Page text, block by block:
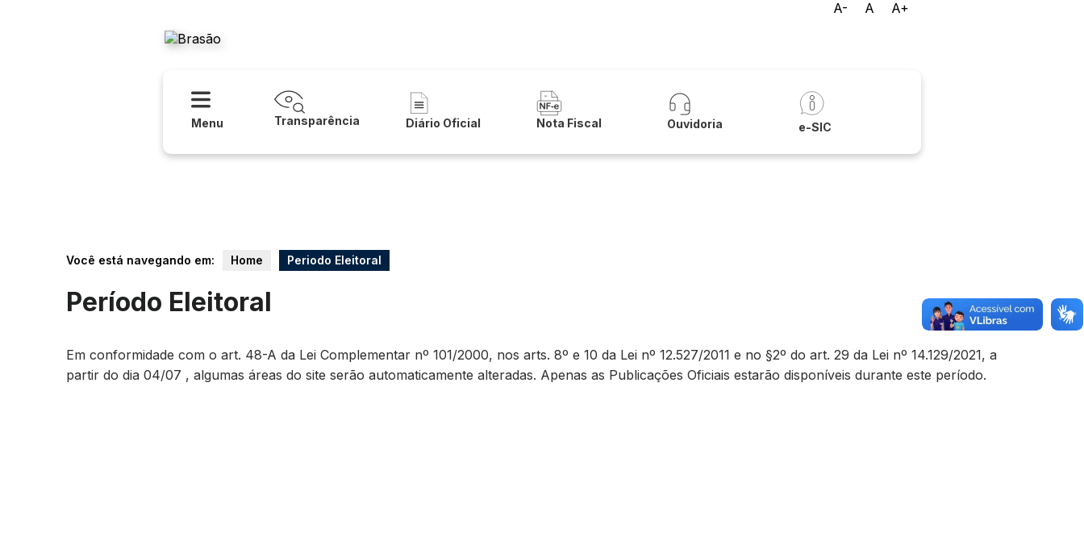
A- A
A+
Menu Transparência Diário Oficial Nota Fiscal Ouvidoria e-SIC
Você está navegando em: Home Periodo Eleitoral
Período Eleitoral
Em conformidade com o art. 48-A da Lei Complementar nº 101/2000, nos arts. 8º e 10 da Lei nº 12.527/2011 e no §2º do art. 29 da Lei nº 14.129/2021, a
partir do dia 04/07 , algumas áreas do site serão automaticamente alteradas. Apenas as Publicações Oficiais estarão disponíveis durante este período.